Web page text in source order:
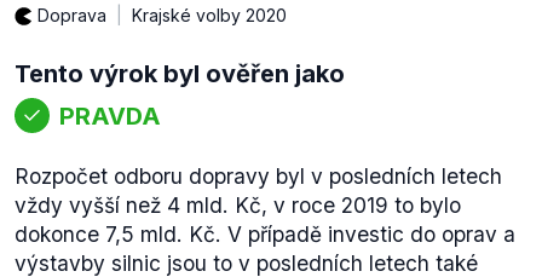
Doprava
Krajské volby 2020
Tento výrok byl ověřen jako
PRAVDA
Rozpočet odboru dopravy byl v posledních letech
vždy vyšší než 4 mld. Kč, v roce 2019 to bylo
dokonce 7,5 mld. Kč. V případě investic do oprav a
výstavby silnic jsou to v posledních letech také